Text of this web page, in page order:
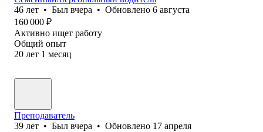
46 лет • Был вчера • Обновлено 6 августа
160 000 ₽
Активно ищет работу
Общий опыт
20 лет 1 месяц
Преподаватель
39 лет • Был вчера • Обновлено 17 апреля